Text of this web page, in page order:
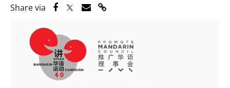
Share via Share via Facebook
Share via Twitter
Share via Email
Share via Link